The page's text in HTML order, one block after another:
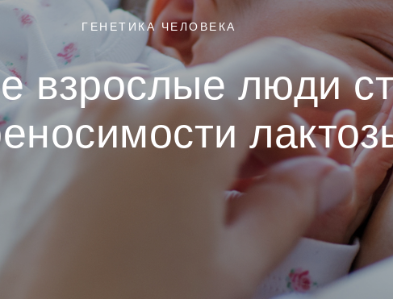
ГЕНЕТИКА ЧЕЛОВЕКА
взрослые люди